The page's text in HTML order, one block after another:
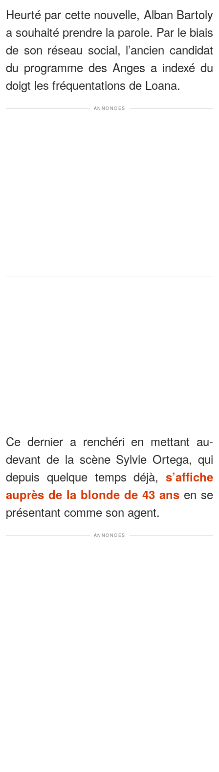
Heurté par cette nouvelle, Alban Bartoly
a souhaité prendre la parole. Par le biais
de son réseau social, l’ancien candidat
du programme des Anges a indexé du
doigt les fréquentations de Loana.
ANNONCES
Ce dernier a renchéri en mettant au-
devant de la scène Sylvie Ortega, qui
depuis quelque temps déjà, s’affiche
auprès de la blonde de 43 ans en se
présentant comme son agent.
ANNONCES